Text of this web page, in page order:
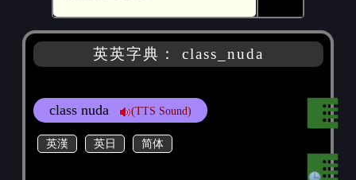
英英字典： class_nuda
class nuda (TTS Sound)
英漢 英日 简体